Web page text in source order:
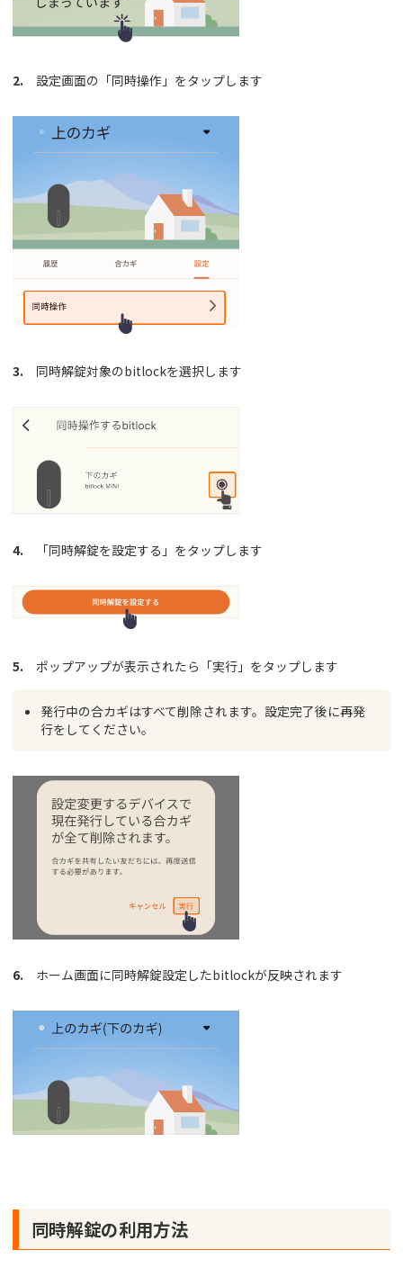
2. 設定画面の「同時操作」をタップします
3. 同時解錠対象のbitlockを選択します
4. 「同時解錠を設定する」をタップします
5. ポップアップが表示されたら「実行」をタップします
発行中の合カギはすべて削除されます。 設定完了後に再発
行をしてください。
6. ホーム画面に同時解錠設定したbitlockが反映されます
同時解錠の利用方法